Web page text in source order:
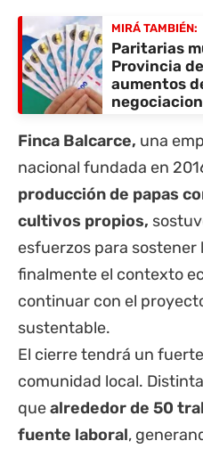
MIRÁ TAMBIÉN:
Paritarias
Provincia
aumentos
Finca Balcarce, una
nacional fundada en
producción de papas
cultivos propios,
esfuerzos para
finalmente el contexto
continuar con el
sustentable.
El cierre tendrá un
comunidad local.
quealrededor de 50
fuente laboral,